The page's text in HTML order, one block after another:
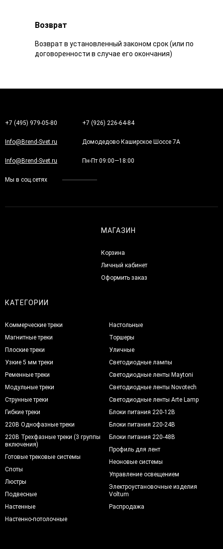
Возврат
Возврат в установленный законом срок (или по
договоренности в случае его окончания)
+7 (495) 979-05-80 +7 (926) 226-64-84
Info@Brend-Svet.ru Домодедово Каширское Шоссе 7А
Info@Brend-Svet.ru Пн-Пт 09:00—18:00
Мы в соц.сетях
МАГАЗИН
Корзина
Личный кабинет
Оформить заказ
КАТЕГОРИИ
Коммерческие треки
Магнитные треки
Плоские треки
Узкие 5 мм треки
Ременные треки
Модульные треки
Струнные треки
Гибкие треки
220В Однофазные треки
220В Трехфазные треки (3 группы
включения)
Готовые трековые системы
Споты
Люстры
Подвесные
Настенные
Настенно-потолочные
Настольные
Торшеры
Уличные
Светодиодные лампы
Светодиодные ленты Maytoni
Светодиодные ленты Novotech
Светодиодные ленты Arte Lamp
Блоки питания 220-12В
Блоки питания 220-24В
Блоки питания 220-48В
Профиль для лент
Неоновые системы
Управление освещением
Электроустановочные изделия
Voltum
Распродажа